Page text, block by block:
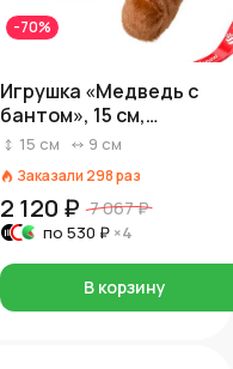
-70%
Игрушка «Медведь с
бантом», 15 см,
коричневый, якоря
15 см 9 см
Заказали 298раз
2 120 ₽ 7 067 ₽
по 530 ₽ ×4
В корзину